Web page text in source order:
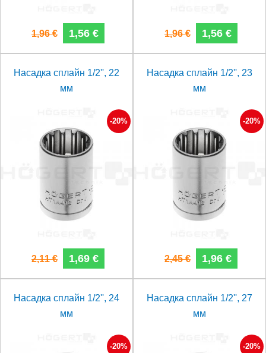
1,96 € 1,56 € 1,96 € 1,56 €
Насадка сплайн 1/2'', 22
мм
-20%
2,11 € 1,69 €
Насадка сплайн 1/2'', 23
мм
-20%
2,45 € 1,96 €
Насадка сплайн 1/2'', 24
мм
-20%
Насадка сплайн 1/2'', 27
мм
-20%